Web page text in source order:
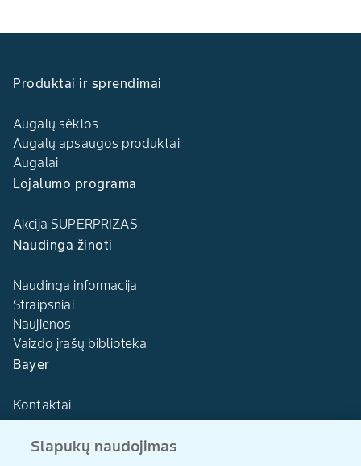
Produktai ir sprendimai
Augalų sėklos
Augalų apsaugos produktai
Augalai
Lojalumo programa
Akcija SUPERPRIZAS
Naudinga žinoti
Naudinga informacija
Straipsniai
Naujienos
Vaizdo įrašų biblioteka
Bayer
Kontaktai
Slapukų naudojimas